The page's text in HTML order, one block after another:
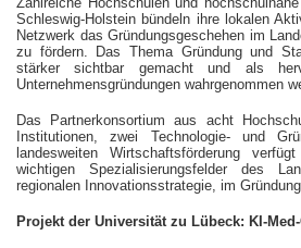
Schleswig-Holstein bündeln ihre lokalen
Netzwerk das Gründungsgeschehen im
zu fördern. Das Thema Gründung und
stärker sichtbar gemacht und als
Unternehmensgründungen wahrgenommen
Das Partnerkonsortium aus acht
Institutionen, zwei Technologie- und
landesweiten Wirtschaftsförderung
wichtigen Spezialisierungsfelder des
regionalen Innovationsstrategie, im
Projekt der Universität zu Lübeck: KI-